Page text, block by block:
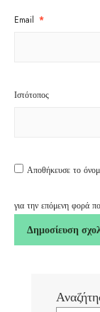
Email *
Ιστότοπος
Αποθήκευσε το
για την επόμενη φορά